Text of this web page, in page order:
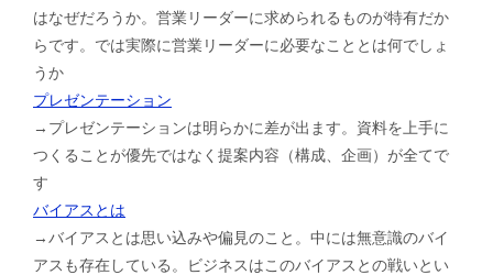
はなぜだろうか。営業リーダーに求められるものが特有だか
らです。では実際に営業リーダーに必要なこととは何でしょ
うか
プレゼンテーション
→プレゼンテーションは明らかに差が出ます。資料を上手に
つくることが優先ではなく提案内容（構成、企画）が全てで
す
バイアスとは
→バイアスとは思い込みや偏見のこと。中には無意識のバイ
アスも存在している。ビジネスはこのバイアスとの戦いとい